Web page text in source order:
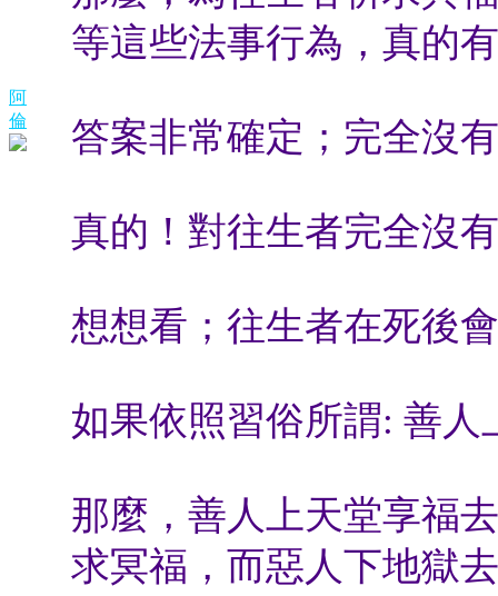
阿
倫
等這些法事行為，真的
答案非常確定；完全沒
真的！對往生者完全沒
想想看；往生者在死後
如果依照習俗所謂: 善
那麼，善人上天堂享福
求冥福，而惡人下地獄